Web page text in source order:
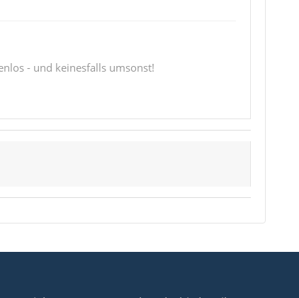
- und keinesfalls umsonst!